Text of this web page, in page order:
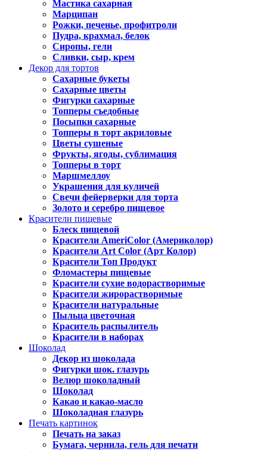
Мастика сахарная
Марципан
Рожки, печенье, профитроли
Пудра, крахмал, белок
Сиропы, гели
Сливки, сыр, крем
Декор для тортов
Сахарные букеты
Сахарные цветы
Фигурки сахарные
Топперы съедобные
Посыпки сахарные
Топперы в торт акриловые
Цветы сушеные
Фрукты, ягоды, сублимация
Топперы в торт
Маршмеллоу
Украшения для куличей
Свечи фейерверки для торта
Золото и серебро пищевое
Красители пищевые
Блеск пищевой
Красители AmeriColor (Америколор)
Красители Art Color (Арт Колор)
Красители Топ Продукт
Фломастеры пищевые
Красители сухие водорастворимые
Красители жирорастворимые
Красители натуральные
Пыльца цветочная
Краситель распылитель
Красители в наборах
Шоколад
Декор из шоколада
Фигурки шок. глазурь
Велюр шоколадный
Шоколад
Какао и какао-масло
Шоколадная глазурь
Печать картинок
Печать на заказ
Бумага, чернила, гель для печати